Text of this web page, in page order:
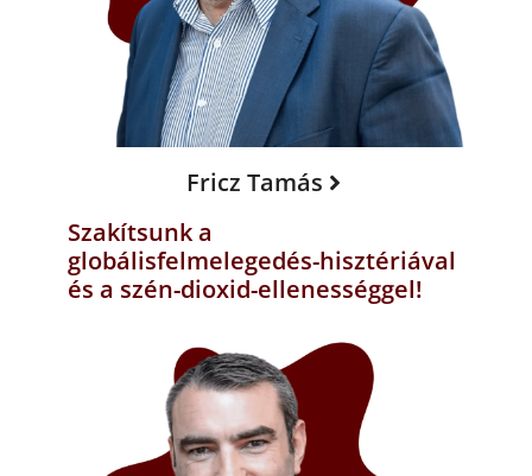
Fricz Tamás
Szakítsunk a
globálisfelmelegedés-hisztériával
és a szén-dioxid-ellenességgel!